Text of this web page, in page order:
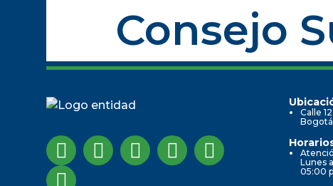
Consejo
Calle
Lunes
05:00